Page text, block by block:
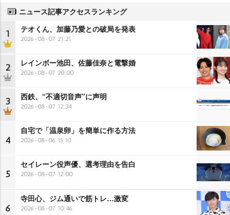
ニュース記事アクセスランキング
1 テオくん、加藤乃愛との破局を発表
2026-08-07 21:21
2 レインボー池田、佐藤佳奈と電撃婚
2026-08-07 20:00
3 西鉄、“不適切音声”に声明
2026-08-07 12:34
4
自宅で「温泉卵」を簡単に作る方法
2026-08-06 15:10
5
セイレーン役声優、選考理由を告白
2026-08-07 12:00
6
寺田心、ジム通いで筋トレ…激変
2026-08-07 10:46